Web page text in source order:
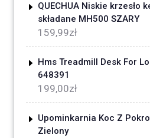
QUECHUA Niskie krzesło
składane MH500 SZARY
159,99zł
Hms Treadmill Desk For
648391
199,00zł
Upominkarnia Koc Z
Zielony